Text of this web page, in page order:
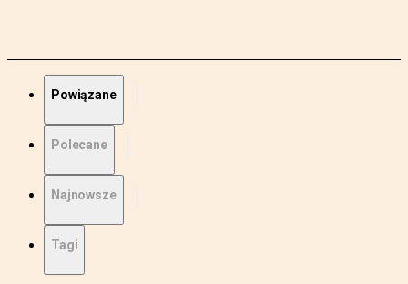
Powiązane
Polecane
Najnowsze
Tagi